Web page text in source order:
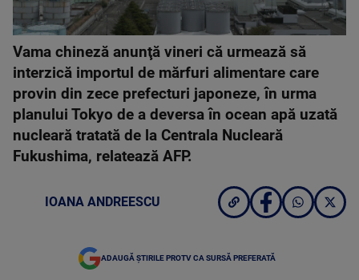
Vama chineză anunţă vineri că urmează să
interzică importul de mărfuri alimentare care
provin din zece prefecturi japoneze, în urma
planului Tokyo de a deversa în ocean apă uzată
nucleară tratată de la Centrala Nucleară
Fukushima, relatează AFP.
IOANA ANDREESCU
ADAUGĂ ȘTIRILE PROTV CA SURSĂ PREFERATĂ